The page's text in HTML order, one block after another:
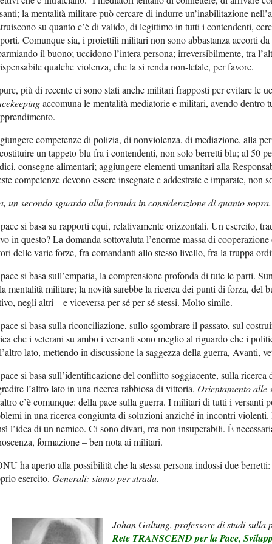
la mentalità militare può cercare di indurre un’inabilitazione
su quanto c’è di valido, di legittimo in tutti i contendenti,
Comunque sia, i proiettili militari non sono abbastanza accorti
il buono; uccidono l’intera persona; irreversibilmente, tra
qualche violenza, che la si renda non-letale, per favore.
più di recente ci sono stati anche militari frapposti per evitare le
accomuna le mentalità mediatorie e militari, avendo dentro
competenze di polizia, di nonviolenza, di mediazione, alla
un tappeto blu fra i contendenti, non solo berretti blu; al 50
consegne alimentari; aggiungere elementi umanitari alla
competenze devono essere insegnate e addestrate e imparate, non
un secondo sguardo alla formula in considerazione di quanto sopra.
si basa su rapporti equi, relativamente orizzontali. Un esercito,
in questo? La domanda sottovaluta l’enorme massa di
delle varie forze, fra comandanti allo stesso livello, fra la truppa
si basa sull’empatia, la comprensione profonda di tute le parti.
mentalità militare; la novità sarebbe la ricerca dei punti di forza, del
negli altri – e viceversa per sé per sé stessi. Molto simile.
si basa sulla riconciliazione, sullo sgombrare il passato, sul
che i veterani su ambo i versanti sono meglio al riguardo che i
lato, mettendo in discussione la saggezza della guerra, Avanti,
si basa sull’identificazione del conflitto soggiacente, sulla
l’altro lato in una ricerca rabbiosa di vittoria. Orientamento
c’è comunque: della pace sulla guerra. I militari di tutti i versanti
in una ricerca congiunta di soluzioni anziché in incontri violenti.
l’idea di un nemico. Ci sono divari, ma non insuperabili. È
formazione – ben nota ai militari.
ha aperto alla possibilità che la stessa persona indossi due
esercito. Generali: siamo per strada.
Johan Galtung, professore di studi
Rete TRANSCEND per la Pace,